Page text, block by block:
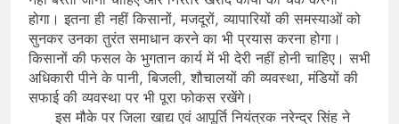
होगा। इतना ही नहीं किसानों, मजदूरों, व्यापारियों की समस्याओं को
सुनकर उनका तुरंत समाधान करने का भी प्रयास करना होगा।
किसानों की फसल के भुगतान कार्य में भी देरी नहीं होनी चाहिए। सभी
अधिकारी पीने के पानी, बिजली, शौचालयों की व्यवस्था, मंडियों की
सफाई की व्यवस्था पर भी पूरा फोकस रखेंगे।
इस मौके पर जिला खाद्य एवं आपूर्ति नियंत्रक नरेन्द्र सिंह ने